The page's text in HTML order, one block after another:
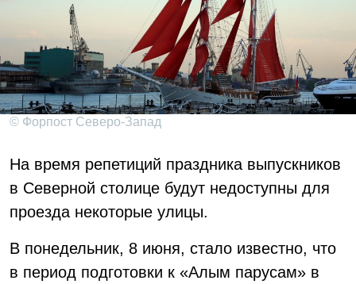
© Форпост Северо-Запад
На время репетиций праздника выпускников
в Северной столице будут недоступны для
проезда некоторые улицы.
В понедельник, 8 июня, стало известно, что
в период подготовки к «Алым парусам» в